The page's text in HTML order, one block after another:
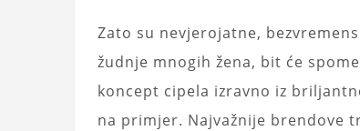
Zato su nevjerojatne,
žudnje mnogih žena, bit će
koncept cipela izravno iz
na primjer. Najvažnije brendove